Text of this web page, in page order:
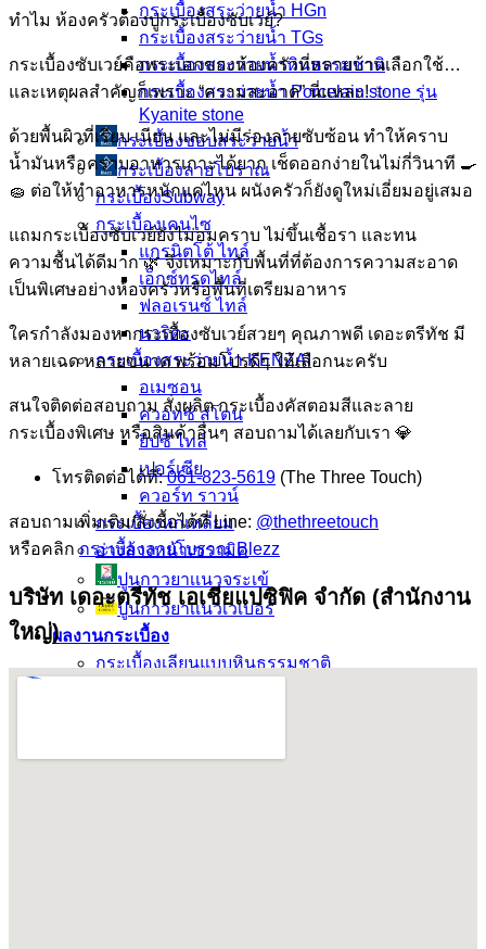
กระเบื้องสระว่ายน้ำ HGn
กระเบื้องสระว่ายน้ำ TGs
กระเบื้องสระว่ายน้ำหินธรรมชาติ
กระเบื้องสระว่ายนํ้า Porcelain stone รุ่น
Kyanite stone
กระเบื้องขอบสระว่ายน้ำ
กระเบื้องลายโบราณ
กระเบื้องSubway
กระเบื้องเคนไซ
แกรนิตโต้ ไทล์
เอ็กซ์ทรูดไทล์
ฟลอเรนซ์ ไทล์
นาริตะ
กระเบื้องสระว่ายน้ำ KENZAI
อเมซอน
ควอทซ์ สโตน
ยิปซี ไทล์
เปอร์เซีย
ควอร์ท ราวน์
กระเบื้องหกเหลี่ยม
อ่างล้างหน้าเซรามิค
ปูนกาวยาเเนวจระเข้
ปูนกาวยาเเนวเวเบอร์
ผลงานกระเบื้อง
กระเบื้องเลียนแบบหินธรรมชาติ
ทำไม ห้องครัวต้องปูกระเบื้องซับเวย์?
กระเบื้องซับเวย์คือพระเอกของห้องครัวที่หลายบ้านเลือกใช้…
และเหตุผลสำคัญก็เพราะ “ความสะอาด” นี่แหละ! ✨
ด้วยพื้นผิวที่เรียบ เนียน และไม่มีร่องลายซับซ้อน ทำให้คราบ
น้ำมันหรือคราบอาหารเกาะได้ยาก เช็ดออกง่ายในไม่กี่วินาที 🍳
🧽 ต่อให้ทำอาหารหนักแค่ไหน ผนังครัวก็ยังดูใหม่เอี่ยมอยู่เสมอ
แถมกระเบื้องซับเวย์ยังไม่อมคราบ ไม่ขึ้นเชื้อรา และทน
ความชื้นได้ดีมาก 🌿 จึงเหมาะกับพื้นที่ที่ต้องการความสะอาด
เป็นพิเศษอย่างห้องครัวหรือพื้นที่เตรียมอาหาร
ใครกำลังมองหากระเบื้องซับเวย์สวยๆ คุณภาพดี เดอะตรีทัช มี
หลายเฉด หลายขนาด พร้อมโปรดีๆ ให้เลือกนะครับ
สนใจติดต่อสอบถาม สั่งผลิต กระเบื้องคัสตอมสีและลาย
กระเบื้องพิเศษ หรือสินค้าอื่นๆ สอบถามได้เลยกับเรา 💎
โทรติดต่อได้ที่:061-823-5619 (The Three Touch)
สอบถามเพิ่มเติม/สั่งซื้อได้ที่ Line: @thethreetouch
หรือคลิกกระเบื้องลายโบราณ Blezz
บริษัท เดอะตรีทัช เอเชียแปซิฟิค จำกัด (สำนักงาน
ใหญ่)